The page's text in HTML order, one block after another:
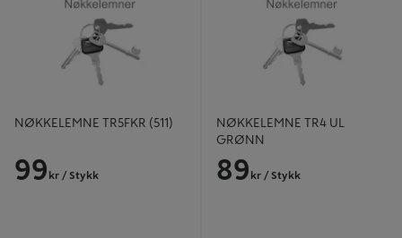
NØKKELEMNE TR5FKR (511)
99 kr / Stykk
NØKKELEMNE TR4 UL
GRØNN
89 kr / Stykk